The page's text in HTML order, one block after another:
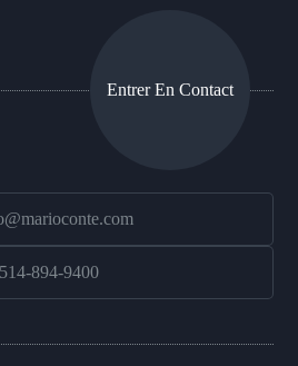
Entrer En Contact
514-894-9400